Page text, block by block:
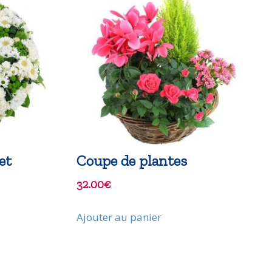
Coupe de plantes
32.00€
Ajouter au panier